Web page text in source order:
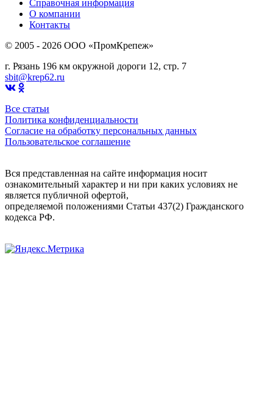
Справочная информация
О компании
Контакты
© 2005 - 2026 OOO «ПромКрепеж»
г. Рязань 196 км окружной дороги 12, стр. 7
sbit@krep62.ru
Все статьи
Политика конфиденциальности
Согласие на обработку персональных данных
Пользовательское соглашение
Вся представленная на сайте информация носит
ознакомительный характер и ни при каких условиях не
является публичной офертой,
определяемой положениями Статьи 437(2) Гражданского
кодекса РФ.